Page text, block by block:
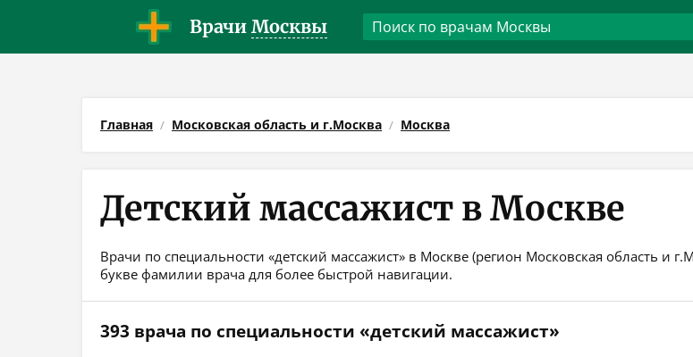
Врачи Москвы
Главная Московская область и г.Москва Москва
Детский массажист в Москве
Врачи по специальности «детский массажист» в Москве (регион Московская область и
букве фамилии врача для более быстрой навигации.
393 врача по специальности «детский массажист»